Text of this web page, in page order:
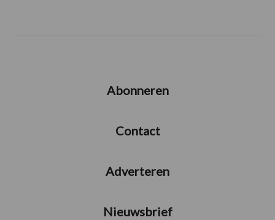
Abonneren
Contact
Adverteren
Nieuwsbrief